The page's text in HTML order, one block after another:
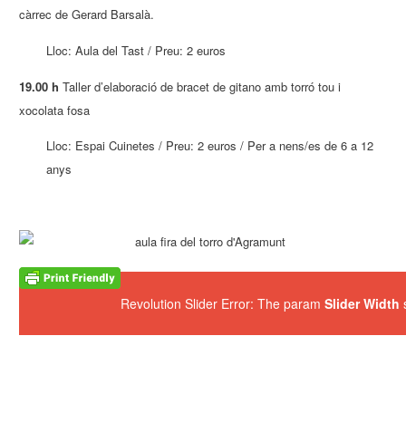
càrrec de Gerard Barsalà.
Lloc: Aula del Tast / Preu: 2 euros
19.00 h Taller d’elaboració de bracet de gitano amb torró tou i
xocolata fosa
Lloc: Espai Cuinetes / Preu: 2 euros / Per a nens/es de 6 a 12
anys
Revolution Slider Error: The paramSlider Width